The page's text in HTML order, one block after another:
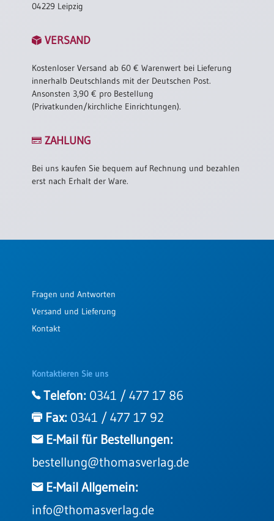
04229 Leipzig
VERSAND
Kostenloser Versand ab 60 € Warenwert bei Lieferung
innerhalb Deutschlands mit der Deutschen Post.
Ansonsten 3,90 € pro Bestellung
(Privatkunden/kirchliche Einrichtungen).
ZAHLUNG
Bei uns kaufen Sie bequem auf Rechnung und bezahlen
erst nach Erhalt der Ware.
Fragen und Antworten
Versand und Lieferung
Kontakt
Kontaktieren Sie uns
Telefon: 0341 / 477 17 86
Fax: 0341 / 477 17 92
E-Mail für Bestellungen:
bestellung@thomasverlag.de
E-Mail Allgemein:
info@thomasverlag.de